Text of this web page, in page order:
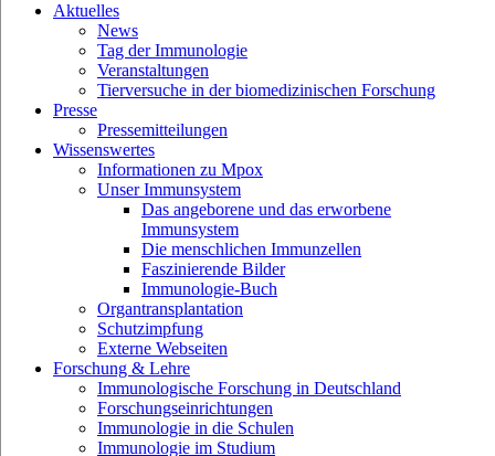
Aktuelles
News
Tag der Immunologie
Veranstaltungen
Tierversuche in der biomedizinischen Forschung
Presse
Pressemitteilungen
Wissenswertes
Informationen zu Mpox
Unser Immunsystem
Das angeborene und das erworbene
Immunsystem
Die menschlichen Immunzellen
Faszinierende Bilder
Immunologie-Buch
Organtransplantation
Schutzimpfung
Externe Webseiten
Forschung & Lehre
Immunologische Forschung in Deutschland
Forschungseinrichtungen
Immunologie in die Schulen
Immunologie im Studium